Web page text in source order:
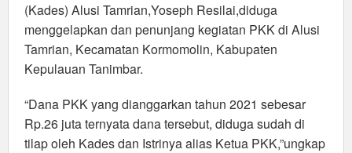
(Kades) Alusi Tamrian,Yoseph Resilai,diduga
menggelapkan dan penunjang kegiatan PKK di Alusi
Tamrian, Kecamatan Kormomolin, Kabupaten
Kepulauan Tanimbar.
“Dana PKK yang dianggarkan tahun 2021 sebesar
Rp.26 juta ternyata dana tersebut, diduga sudah di
tilap oleh Kades dan Istrinya alias Ketua PKK,”ungkap